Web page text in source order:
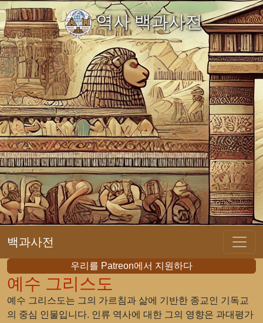
역사 백과사전
백과사전
우리를 Patreon에서 지원하다
예수 그리스도
예수 그리스도는 그의 가르침과 삶에 기반한 종교인 기독교
의 중심 인물입니다. 인류 역사에 대한 그의 영향은 과대평가